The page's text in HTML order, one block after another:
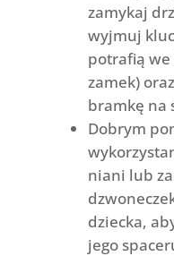
zamykaj
wyjmuj
potrafią we
zamek)
bramkę na
Dobrym
niani lub
dziecka,
jego